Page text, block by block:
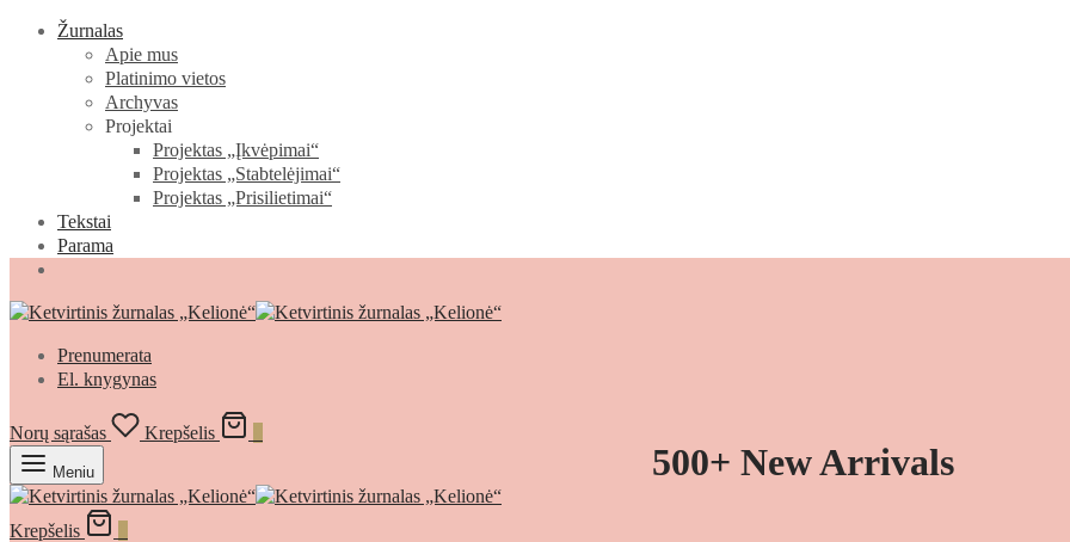
Žurnalas
Apie mus
Platinimo vietos
Archyvas
Projektai
Projektas „Įkvėpimai“
Projektas „Stabtelėjimai“
Projektas „Prisilietimai“
Tekstai
Parama
Prenumerata
El. knygynas
Norų sąrašas Krepšelis
Meniu
Krepšelis
500+ New Arrivals